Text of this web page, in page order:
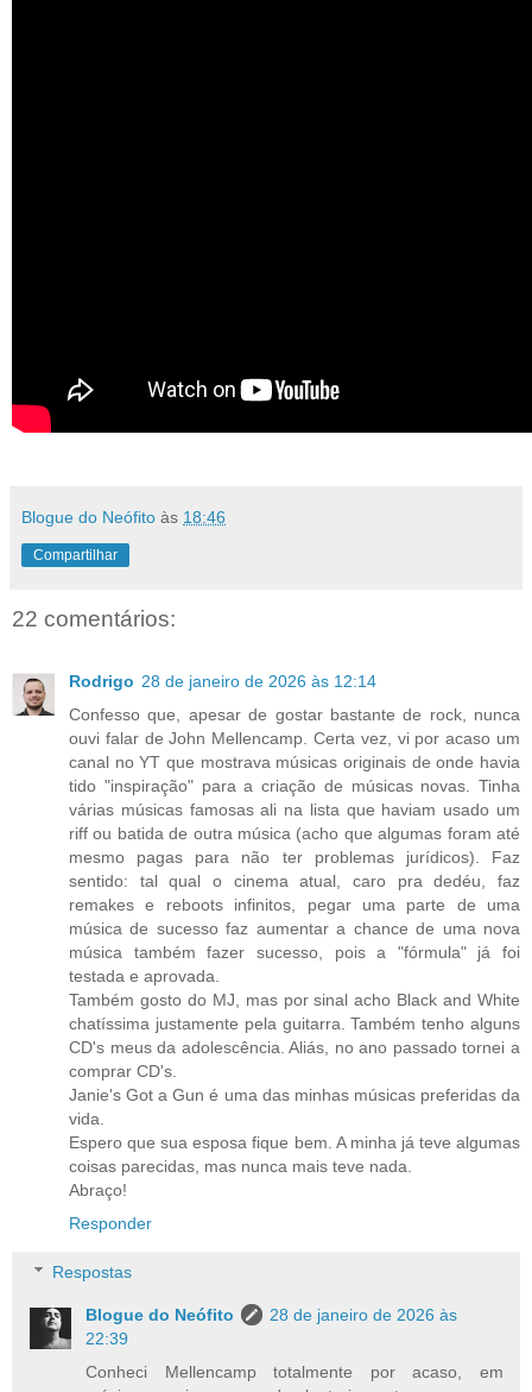
Blogue do Neófito às 18:46
Compartilhar
22 comentários:
Rodrigo 28 de janeiro de 2026 às 12:14
Confesso que, apesar de gostar bastante de rock, nunca
ouvi falar de John Mellencamp. Certa vez, vi por acaso um
canal no YT que mostrava músicas originais de onde havia
tido "inspiração" para a criação de músicas novas. Tinha
várias músicas famosas ali na lista que haviam usado um
riff ou batida de outra música (acho que algumas foram até
mesmo pagas para não ter problemas jurídicos). Faz
sentido: tal qual o cinema atual, caro pra dedéu, faz
remakes e reboots infinitos, pegar uma parte de uma
música de sucesso faz aumentar a chance de uma nova
música também fazer sucesso, pois a "fórmula" já foi
testada e aprovada.
Também gosto do MJ, mas por sinal acho Black and White
chatíssima justamente pela guitarra. Também tenho alguns
CD's meus da adolescência. Aliás, no ano passado tornei a
comprar CD's.
Janie's Got a Gun é uma das minhas músicas preferidas da
vida.
Espero que sua esposa fique bem. A minha já teve algumas
coisas parecidas, mas nunca mais teve nada.
Abraço!
Responder
Respostas
Blogue do Neófito
28 de janeiro de 2026 às
22:39
Conheci Mellencamp totalmente por acaso, em